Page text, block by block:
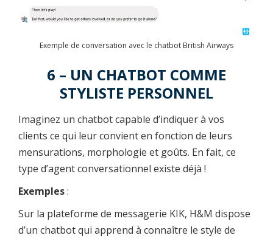
Exemple de conversation avec le chatbot British Airways
6 – UN CHATBOT COMME
STYLISTE PERSONNEL
Imaginez un chatbot capable d’indiquer à vos
clients ce qui leur convient en fonction de leurs
mensurations, morphologie et goûts. En fait, ce
type d’agent conversationnel existe déjà !
Exemples:
Sur la plateforme de messagerie KIK, H&M dispose
d’un chatbot qui apprend à connaître le style de